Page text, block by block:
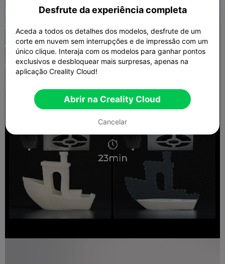
Desfrute da experiência completa
Aceda a todos os detalhes dos modelos, desfrute de um
corte em nuvem sem interrupções e de impressão com um
único clique. Interaja com os modelos para ganhar pontos
exclusivos e desbloquear mais surpresas, apenas na
aplicação Creality Cloud!
Abrir na Creality Cloud
Cancelar